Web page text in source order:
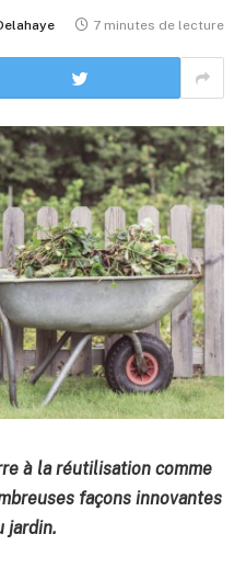
7 minutes de lecture
à la réutilisation comme
façons innovantes
jardin.